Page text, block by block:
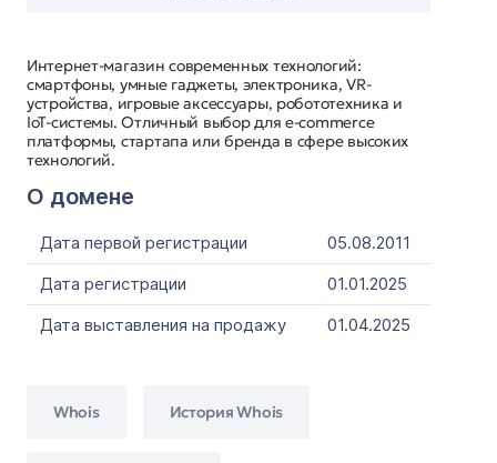
Интернет-магазин современных технологий:
смартфоны, умные гаджеты, электроника, VR-
устройства, игровые аксессуары, робототехника и
IoT-системы. Отличный выбор для e-commerce
платформы, стартапа или бренда в сфере высоких
технологий.
О домене
Дата первой регистрации
05.08.2011
Дата регистрации
01.01.2025
Дата выставления на продажу
01.04.2025
Whois История Whois